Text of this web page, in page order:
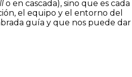
o en cascada), sino que es cada
el equipo y el entorno del
guía y que nos puede dar